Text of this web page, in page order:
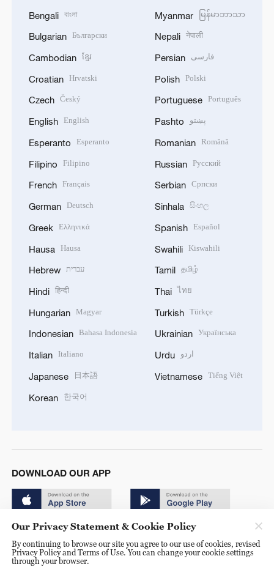
Bengali বাংলা
Bulgarian Български
Cambodian ខ្មែរ
Croatian Hrvatski
Czech Český
English English
Esperanto Esperanto
Filipino Filipino
French Français
German Deutsch
Greek Ελληνικά
Hausa Hausa
Hebrew עברית
Hindi हिन्दी
Hungarian Magyar
Indonesian Bahasa Indonesia
Italian Italiano
Japanese 日本語
Korean 한국어
Myanmar မြန်မာဘာသာ
Nepali नेपाली
Persian فارسی
Polish Polski
Portuguese Português
Pashto پښتو
Romanian Română
Russian Русский
Serbian Српски
Sinhala සිංහල
Spanish Español
Swahili Kiswahili
Tamil தமிழ்
Thai ไทย
Turkish Türkçe
Ukrainian Українська
Urdu اردو
Vietnamese Tiếng Việt
DOWNLOAD OUR APP
© China Radio International.CRI. All Rights Reserved. 16A
Our Privacy Statement & Cookie Policy
By continuing to browse our site you agree to our use of cookies, revised
Privacy Policy and Terms of Use. You can change your cookie settings
through your browser.